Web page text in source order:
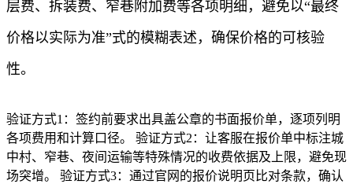
层费、拆装费、窄巷附加费等各项明细，避免以“最终
价格以实际为准”式的模糊表述，确保价格的可核验
性。
验证方式1：签约前要求出具盖公章的书面报价单，逐项列明
各项费用和计算口径。 验证方式2：让客服在报价单中标注城
中村、窄巷、夜间运输等特殊情况的收费依据及上限，避免现
场突增。 验证方式3：通过官网的报价说明页比对条款，确认